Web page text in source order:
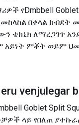
የDmbbell
በቀላል
ቴክኒክ ለማረጋገጥ
አይነት ምቾት ወይም
venjulegar
Goblet Split
ላይ የበለጠ